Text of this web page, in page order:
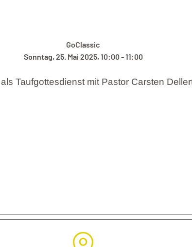
GoClassic
Sonntag, 25. Mai 2025, 10:00 - 11:00
Taufgottesdienst mit Pastor Carsten